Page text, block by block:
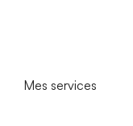
Mes services